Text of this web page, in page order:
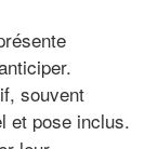
souvent
et pose inclus.